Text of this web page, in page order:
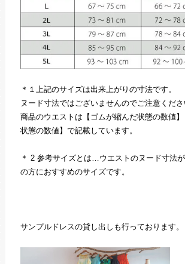
＊１上記のサイズは出来上がりの寸法です。
ヌード寸法ではございませんのでご注意くださ
商品のウエストは【ゴムが縮んだ状態の数値
状態の数値】で記載しています。
＊ 2 参考サイズとは…ウエストのヌード寸法
の方におすすめのサイズです。
サンプルドレスの貸し出しも行っております。